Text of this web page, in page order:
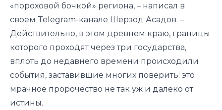
«пороховой бочкой» региона, – написал в
своем Telegram-канале Шерзод Асадов. –
Действительно, в этом древнем краю, границы
которого проходят через три государства,
вплоть до недавнего времени происходили
события, заставившие многих поверить: это
мрачное пророчество не так уж и далеко от
истины.